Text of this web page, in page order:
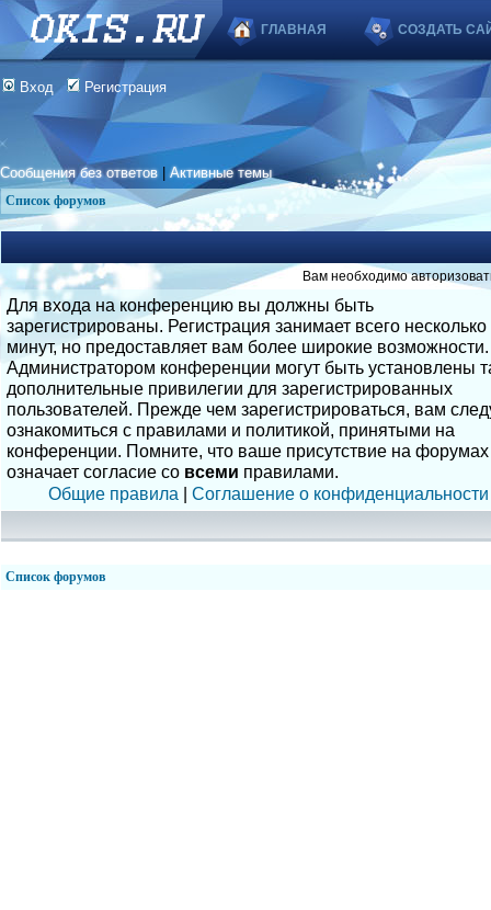
ГЛАВНАЯ СОЗДАТЬ
Вход Регистрация
Сообщения без ответов |Активные темы
Список форумов
Вам необходимо
Для входа на конференцию вы должны быть
зарегистрированы. Регистрация занимает всего несколько
минут, но предоставляет вам более широкие возможности.
Администратором конференции могут быть установлены
дополнительные привилегии для зарегистрированных
пользователей. Прежде чем зарегистрироваться, вам
ознакомиться с правилами и политикой, принятыми на
конференции. Помните, что ваше присутствие на форумах
означает согласие со всеми правилами.
Общие правила | Соглашение о конфиденциальности
Список форумов